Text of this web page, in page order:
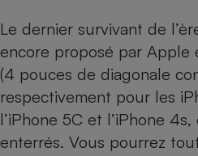
Le dernier survivant de
encore proposé par Apple
(4 pouces de diagonale
respectivement pour les
l’iPhone 5C et l’iPhone
enterrés. Vous pourrez